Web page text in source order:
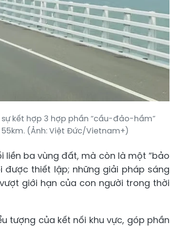
kết hợp 3 hợp phần “cầu-đảo-hầm”
(Ảnh: Việt Đức/Vietnam+)
ba vùng đất, mà còn là một “bảo
được thiết lập; những giải pháp sáng
giới hạn của con người trong thời
tượng của kết nối khu vực, góp phần